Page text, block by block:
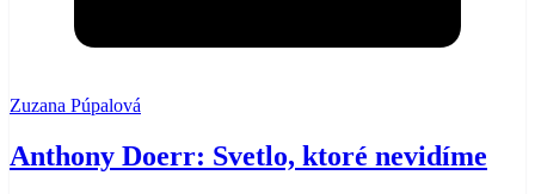
Zuzana Púpalová
Anthony Doerr: Svetlo, ktoré nevidíme